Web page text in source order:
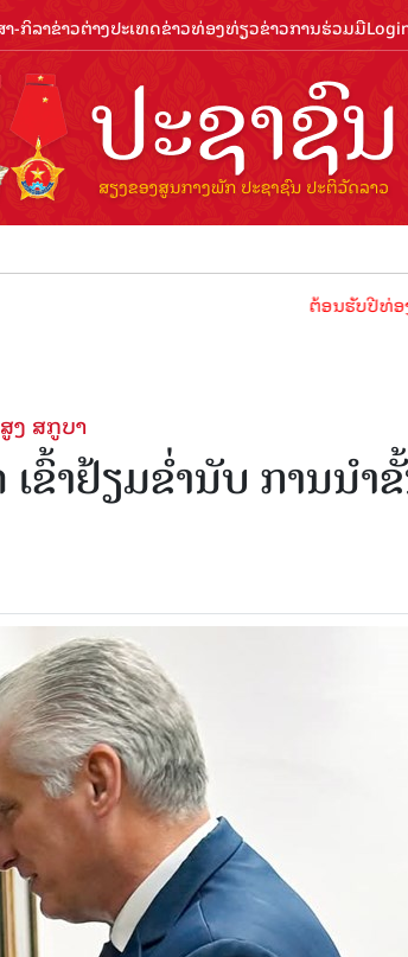
-ກິລາຂ່າວຕ່າງປະເທດຂ່າວທ່ອງທ່ຽວຂ່າວການຮ່ວມມື
ຕ້ອນຮັບປີທ່ອງທ່ຽວລາວ
ງ ສກູບາ
ຂົ້າຢ້ຽມຂໍ່ານັບ ການນໍາ